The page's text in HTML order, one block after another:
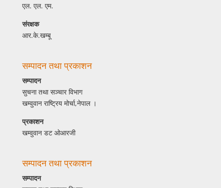
एल. एल. एम.
संरक्षक
आर.के.खम्बू
सम्पादन तथा प्रकाशन
सम्पादन
सुचना तथा सञ्चार विभाग
खम्वुवान राष्ट्रिय मोर्चा,नेपाल ।
प्रकाशन
खम्वुवान डट ओआरजी
सम्पादन तथा प्रकाशन
सम्पादन